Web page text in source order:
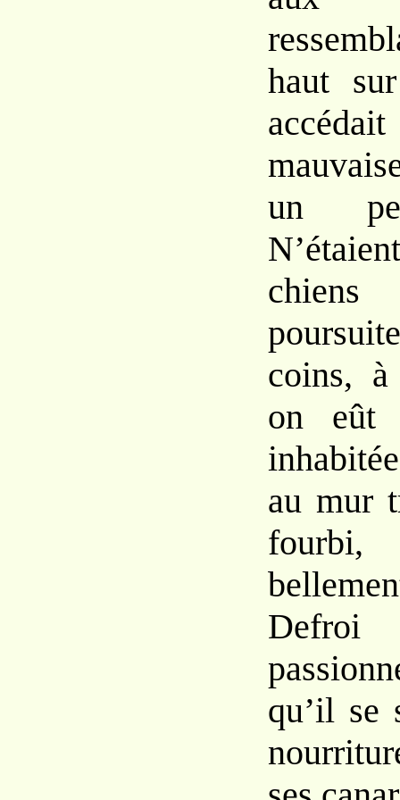
haut
un
coins,
on eût
inhabi
au mur
qu’il se